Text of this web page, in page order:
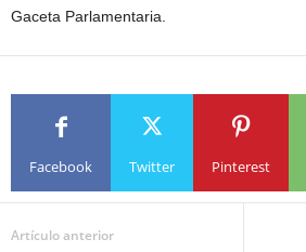
Gaceta Parlamentaria.
Facebook Twitter Pinterest
Artículo anterior